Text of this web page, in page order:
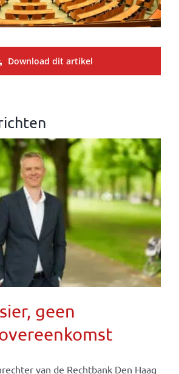
Download dit artikel
geen
van de Rechtbank Den Haag